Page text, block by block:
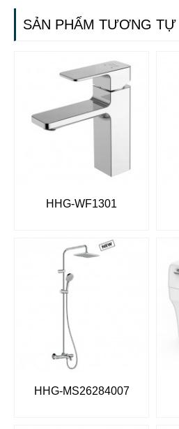
SẢN PHẨM TƯƠNG TỰ
HHG-WF1301
HHG-MS26284007